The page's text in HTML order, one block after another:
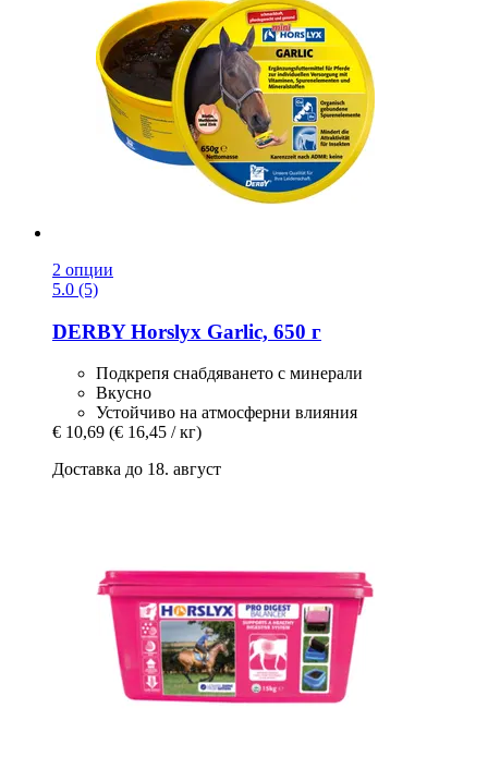
2 опции
5.0 (5)
DERBYHorslyx Garlic, 650 г
Подкрепя снабдяването с минерали
Вкусно
Устойчиво на атмосферни влияния
€ 10,69 (€ 16,45 / кг)
Доставка до 18. август